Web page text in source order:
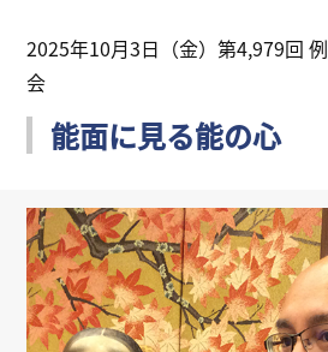
歴史
特徴
リンク
会員専用ページ
2025年10月3日（金）第4,979回 例
会
能面に見る能の心